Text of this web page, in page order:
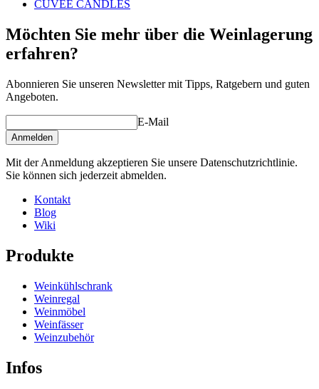
CUVÉE CANDLES
Möchten Sie mehr über die Weinlagerung
erfahren?
Abonnieren Sie unseren Newsletter mit Tipps, Ratgebern und guten
Angeboten.
E-Mail
Anmelden
Mit der Anmeldung akzeptieren Sie unsere Datenschutzrichtlinie.
Sie können sich jederzeit abmelden.
Kontakt
Blog
Wiki
Produkte
Weinkühlschrank
Weinregal
Weinmöbel
Weinfässer
Weinzubehör
Infos